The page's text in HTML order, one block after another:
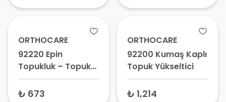
ORTHOCARE
92220 Epin
Topukluk – Topuk
Dikeni Tabanlığı,
Plantar Fasiit
₺ 673
ORTHOCARE
92200 Kumaş Kaplı
Topuk Yükseltici
₺ 1,214